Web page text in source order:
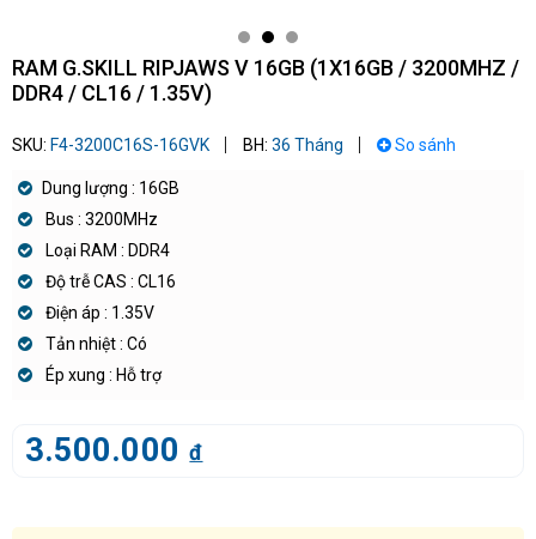
RAM G.SKILL RIPJAWS V 16GB (1X16GB / 3200MHZ /
DDR4 / CL16 / 1.35V)
SKU: F4-3200C16S-16GVK BH: 36 Tháng So sánh
Dung lượng : 16GB
Bus : 3200MHz
Loại RAM : DDR4
Độ trễ CAS : CL16
Điện áp : 1.35V
Tản nhiệt : Có
Ép xung : Hỗ trợ
3.500.000 đ